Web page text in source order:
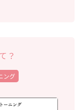
？
ング